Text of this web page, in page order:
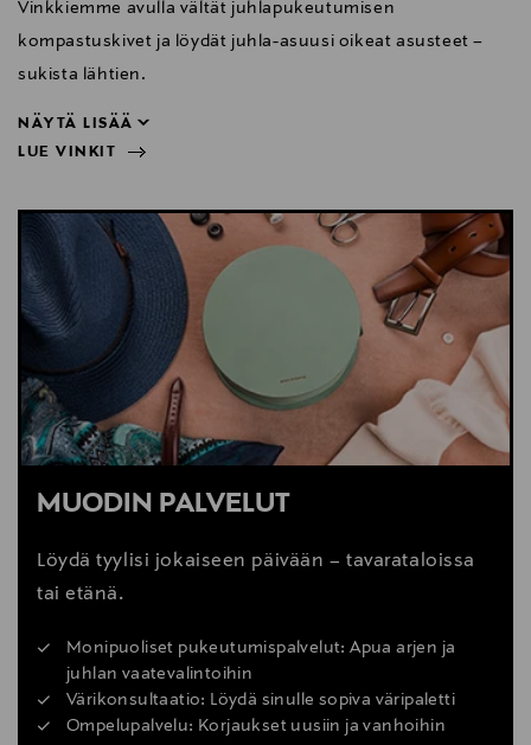
Vinkkiemme avulla vältät juhlapukeutumisen
kompastuskivet ja löydät juhla-asuusi oikeat asusteet –
sukista lähtien.
NÄYTÄ LISÄÄ
LUE VINKIT
NÄYTÄ VÄHEMMÄN
LUE VINKIT
MUODIN PALVELUT
Löydä tyylisi jokaiseen päivään – tavarataloissa
tai etänä.
Monipuoliset pukeutumispalvelut: Apua arjen ja
juhlan vaatevalintoihin
Värikonsultaatio: Löydä sinulle sopiva väripaletti
Ompelupalvelu: Korjaukset uusiin ja vanhoihin